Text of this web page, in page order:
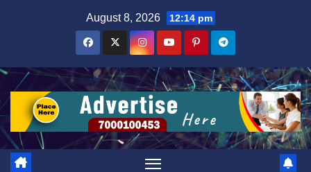
August 8, 2026 12:14 pm